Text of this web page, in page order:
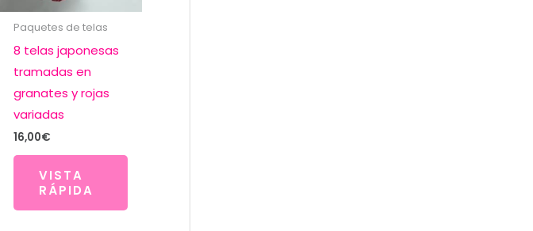
Paquetes de telas
8 telas japonesas
tramadas en
granates y rojas
variadas
16,00€
VISTA
RÁPIDA